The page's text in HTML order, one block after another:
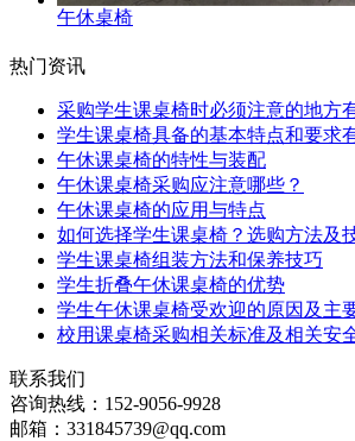
午休桌椅
热门资讯
采购学生课桌椅时必须注意的地方
学生课桌椅具备的基本特点和要求
午休课桌椅的特性与装配
午休课桌椅采购应注意哪些？
午休课桌椅的应用与特点
如何选择学生课桌椅？选购方法及
学生课桌椅组装方法和保养技巧
学生折叠午休课桌椅的优势
学生午休课桌椅受欢迎的原因及主
校用课桌椅采购相关标准及相关安
联系我们
咨询热线： 152-9056-9928
邮箱： 331845739@qq.com